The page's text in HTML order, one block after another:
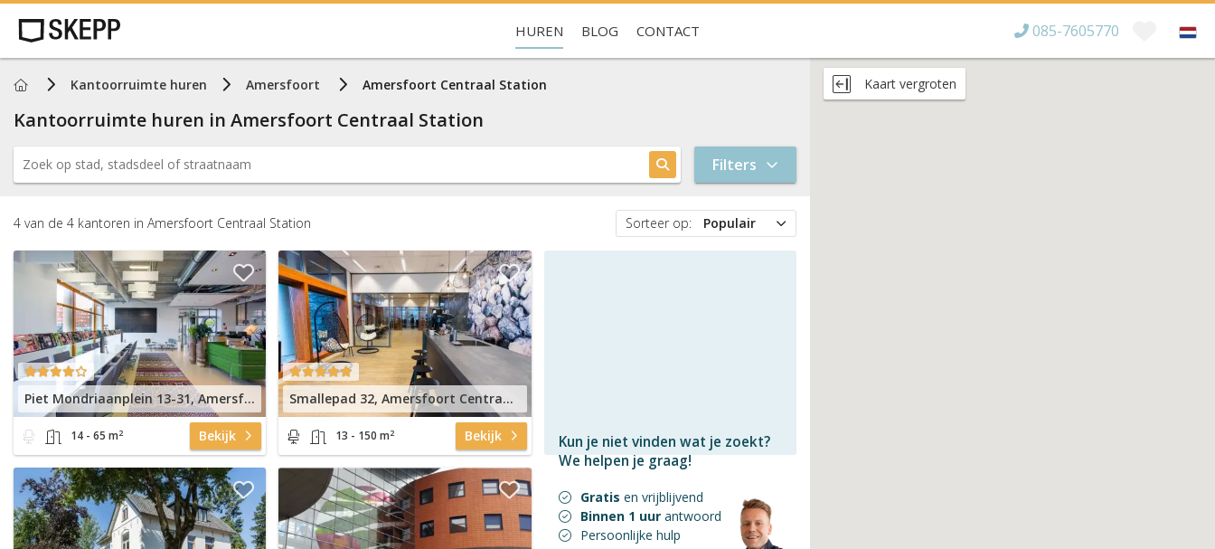
HUREN BLOG CONTACT 085-7605770
Bereikbaar tot
Home Kantoorruimte huren Amersfoort Amersfoort Centraal Station
Kantoorruimte huren in Amersfoort Centraal Station
Filters
4 van de 4 kantoren in Amersfoort Centraal Station Sorteer op:
Populair
Populair
Piet Mondriaanplein 13-31, Amersfoort Centraal Station
14 - 65 m2 Bekijk
Smallepad 32, Amersfoort Centraal Station
13 - 150 m2 Bekijk
Kun je niet vinden wat je zoekt?
We helpen je graag!
Gratis en vrijblijvend
Binnen 1 uur antwoord
Persoonlijke hulp
Kaart vergroten